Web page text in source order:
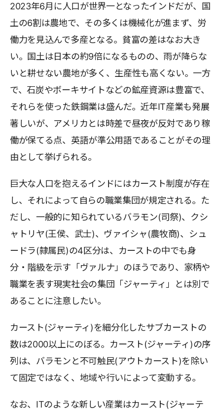
2023年6月に人口が世界一となったインドだが、国
土の6割は農地で、その多くは機械化が進まず、労
働力を見込んで多産となる。貧富の差はなお大き
い。国土は日本の約9倍になるものの、雨が降らな
いと耕せない農地が多く、生産性も高くない。一方
で、石炭やボーキサイトなどの鉱産資源は豊富で、
それらを使った鉄鋼業は盛んだ。近年IT産業も発展
著しいが、アメリカとは時差で昼夜が反対であり稼
働が保てる点、英語が準公用語であることがその理
由として挙げられる。
巨大な人口を抱えるインドにはカースト制度が存在
し、それによって自らの職業集団が規定される。た
だし、一般的に知られているバラモン(司祭)、クシ
ャトリヤ(王侯、武士)、ヴァイシャ(農牧商)、シュ
ードラ(隷属民)の4区分は、カーストの中でも身
分・階級を示す「ヴァルナ」のほうであり、家柄や
職業を表す現実社会の集団「ジャーティ」とは別で
あることに注意したい。
カースト(ジャーティ)を細分化したサブカーストの
数は2000以上にのぼる。カースト(ジャーティ)の序
列は、バラモンと不可触民(アウトカースト)を除い
て固定ではなく、地域や行いによって変動する。
なお、ITのような新しい産業はカースト(ジャーテ